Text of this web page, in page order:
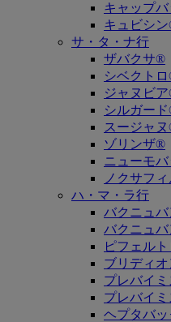
キャップ
キュビシ
サ・タ・ナ行
ザバクサ®
シベクト
ジャヌビ
シルガー
スージャ
ゾリンザ®
ニューモ
ノクサフ
ハ・マ・ラ行
バクニュバ
バクニュバ
ピフェル
ブリディ
プレバイ
プレバイ
ヘプタバ